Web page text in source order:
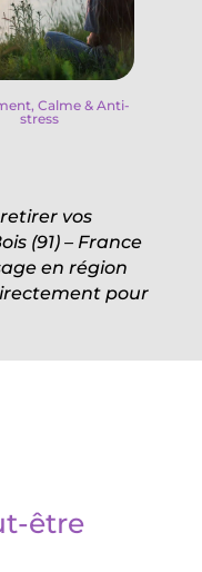
Calme & Anti-
stress
vos
(91) – France
en région
pour
être